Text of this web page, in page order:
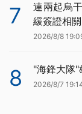
7
連兩起烏
緩簽證相關
2026/8/8
8 "海鋒大隊
2026/8/7